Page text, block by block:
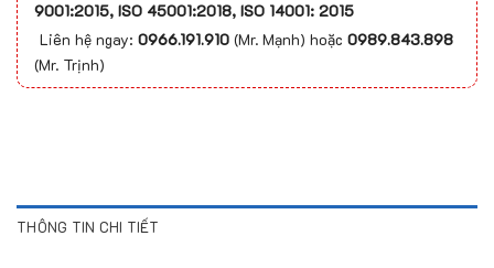
9001:2015, ISO 45001:2018, ISO 14001: 2015
Liên hệ ngay: 0966.191.910 (Mr. Mạnh) hoặc 0989.843.898
(Mr. Trịnh)
THÔNG TIN CHI TIẾT